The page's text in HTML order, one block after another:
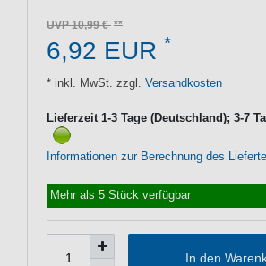
UVP 10,99 €
6,92 EUR *
* inkl. MwSt. zzgl. Versandkosten
Lieferzeit 1-3 Tage (Deutschland); 3-7
Informationen zur Berechnung des
Mehr als 5 Stück verfügbar
In den